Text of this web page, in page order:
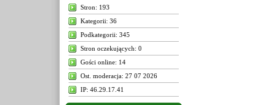
Stron: 193
Kategorii: 36
Podkategorii: 345
Stron oczekujących: 0
Gości online: 14
Ost. moderacja: 27 07 2026
IP: 46.29.17.41